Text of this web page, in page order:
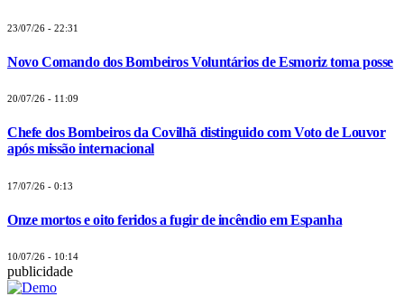
23/07/26 - 22:31
Novo Comando dos Bombeiros Voluntários de Esmoriz toma posse
20/07/26 - 11:09
Chefe dos Bombeiros da Covilhã distinguido com Voto de Louvor
após missão internacional
17/07/26 - 0:13
Onze mortos e oito feridos a fugir de incêndio em Espanha
10/07/26 - 10:14
publicidade